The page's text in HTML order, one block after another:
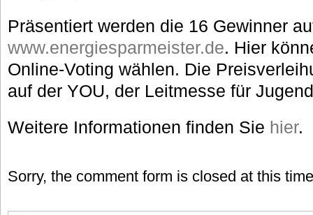
Präsentiert werden die 16 Gewinner
www.energiesparmeister.de. Hier
Online-Voting wählen. Die
auf der YOU, der Leitmesse für
Weitere Informationen finden Sie hier.
Sorry, the comment form is closed at this